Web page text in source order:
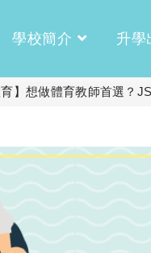
學校簡介 升學
育】想做體育教師首選？